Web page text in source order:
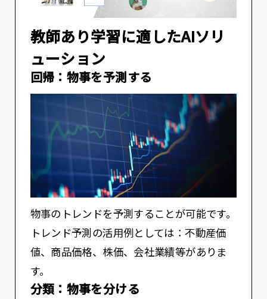
教師あり学習に適したAIソリ
ューション
回帰：物事を予測する
物事のトレンドを予測することが可能です。
トレンド予測の活用例としては：不動産価
値、商品価格、株価、会社業績等がありま
す。
分類：物事を分ける